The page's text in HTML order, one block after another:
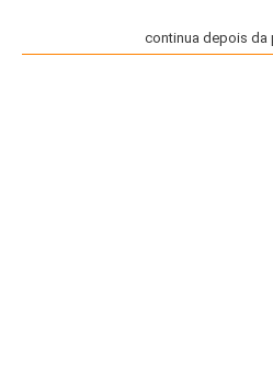
continua depois da